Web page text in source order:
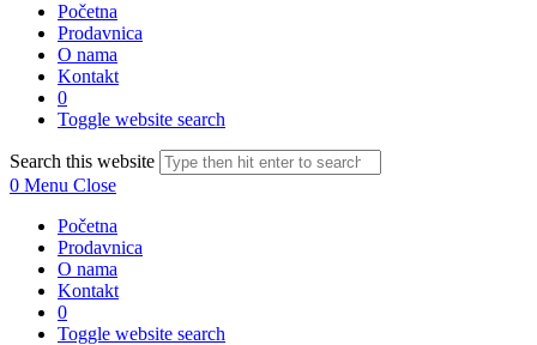
Početna
Prodavnica
O nama
Kontakt
0
Toggle website search
Search this website
0 Menu Close
Početna
Prodavnica
O nama
Kontakt
0
Toggle website search